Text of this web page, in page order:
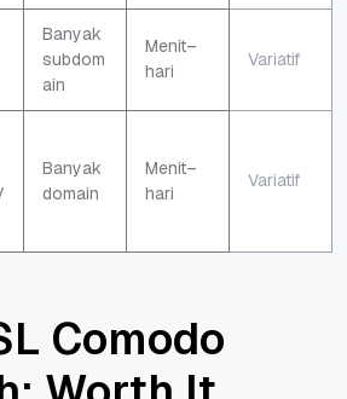
Banyak
subdom
ain
Menit–
hari
Variatif
Banyak
domain
Menit–
hari
Variatif
Comodo